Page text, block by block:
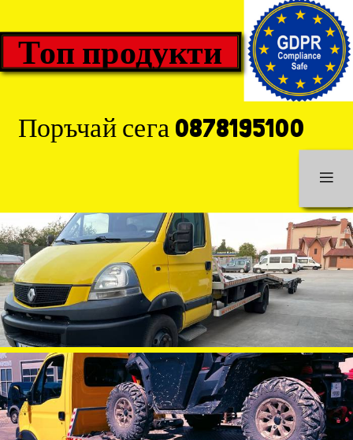
Поръчай сега 0878195100
Топ продукти